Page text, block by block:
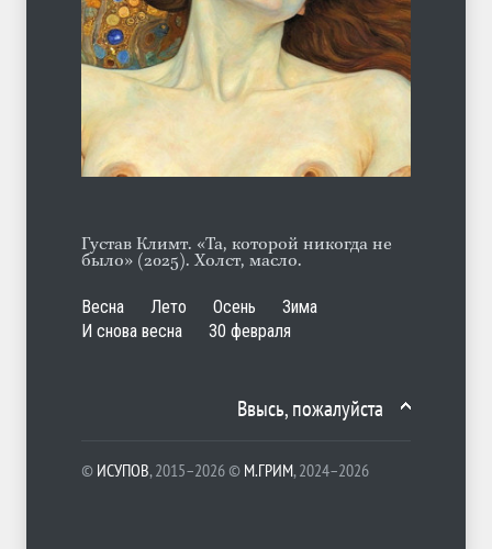
А ещё борода
ЛЕТО 07.08.2026
Густав Климт. «Та, которой никогда не
было» (2025). Холст, масло.
Весна Лето Осень
Зима
И снова весна
30 февраля
Ввысь, пожалуйста
© ИСУПОВ, 2015–2026 © М.ГРИМ, 2024–2026